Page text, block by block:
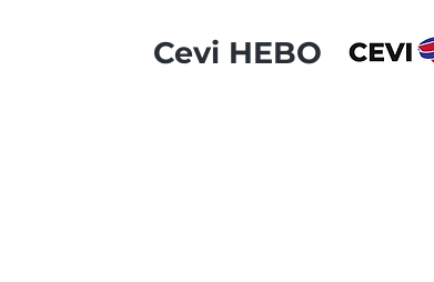
Cevi HEBO